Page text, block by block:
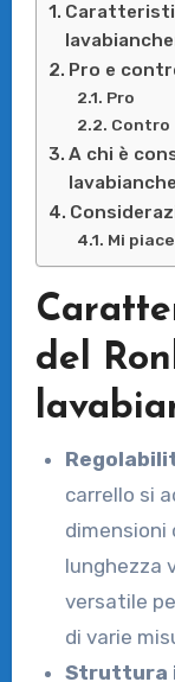
Pro e
Pro
Contro
A chi è
Mi
del
carrello si
dimensioni
lunghezza
versatile
di varie
Struttura